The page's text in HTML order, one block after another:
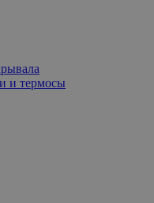
и термосы